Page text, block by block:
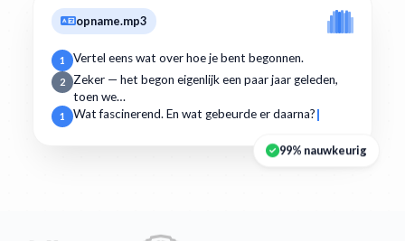
opname.mp3
1 Vertel eens wat over hoe je bent begonnen.
2
Zeker — het begon eigenlijk een paar jaar geleden,
toen we…
1 Wat fascinerend. En wat gebeurde er daarna?
99% nauwkeurig